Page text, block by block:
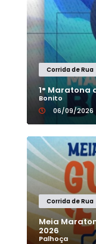
Corrida de Rua
1° Maratona
Bonito
06/09/2026
Corrida de Rua
Meia
2026
Palhoça